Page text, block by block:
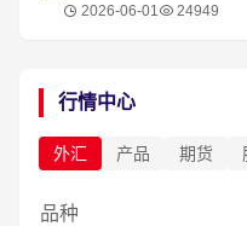
2026-06-01 24949
行情中心
外汇 产品 期货
品种